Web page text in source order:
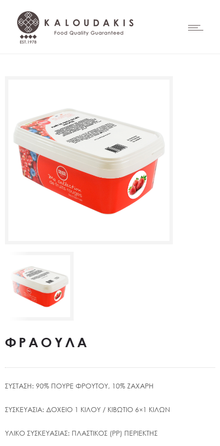
ΦΡΑΟΥΛΑ
ΣΥΣΤΑΣΗ: 90% ΠΟΥΡΕ ΦΡΟΥΤΟΥ, 10% ΖΑΧΑΡΗ
ΣΥΣΚΕΥΑΣΙΑ: ΔΟΧΕΙΟ 1 ΚΙΛΟΥ / ΚΙΒΩΤΙΟ 6×1 ΚΙΛΩΝ
ΥΛΙΚΟ ΣΥΣΚΕΥΑΣΙΑΣ: ΠΛΑΣΤΙΚΟΣ (PP) ΠΕΡΙΕΚΤΗΣ